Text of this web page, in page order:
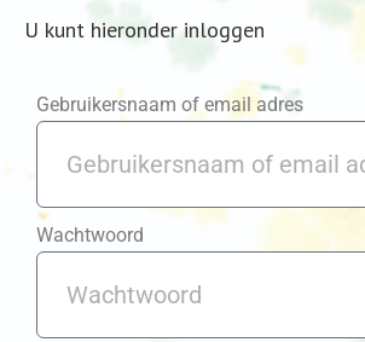
U kunt hieronder inloggen
Gebruikersnaam of email adres
Wachtwoord